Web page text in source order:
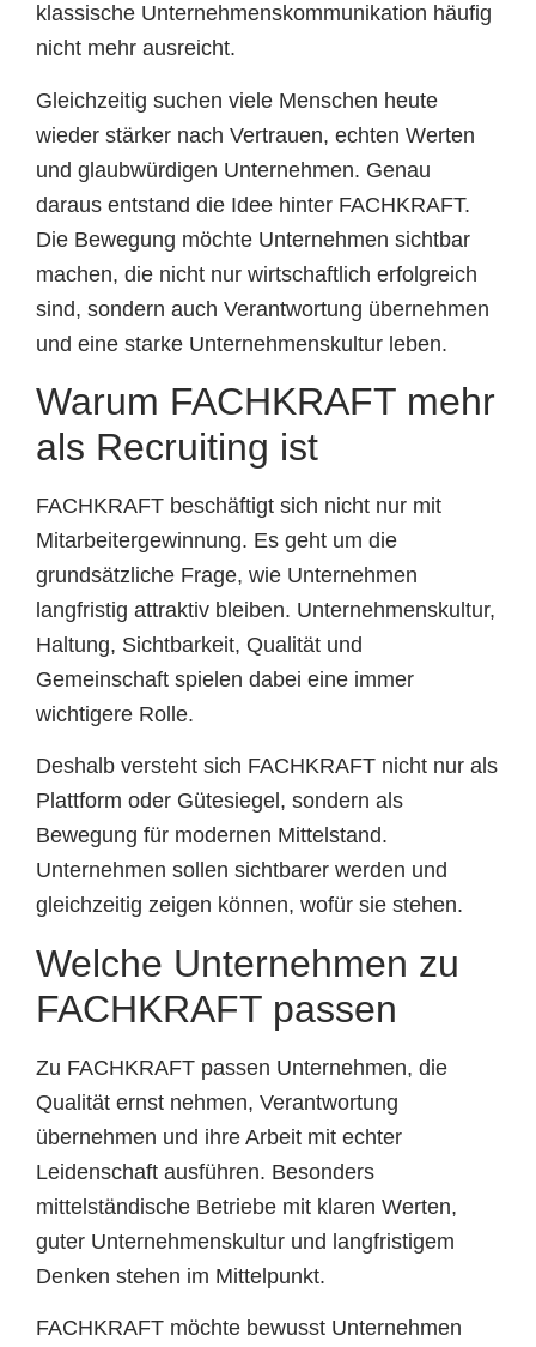
klassische Unternehmenskommunikation häufig
nicht mehr ausreicht.
Gleichzeitig suchen viele Menschen heute
wieder stärker nach Vertrauen, echten Werten
und glaubwürdigen Unternehmen. Genau
daraus entstand die Idee hinter FACHKRAFT.
Die Bewegung möchte Unternehmen sichtbar
machen, die nicht nur wirtschaftlich erfolgreich
sind, sondern auch Verantwortung übernehmen
und eine starke Unternehmenskultur leben.
Warum FACHKRAFT mehr
als Recruiting ist
FACHKRAFT beschäftigt sich nicht nur mit
Mitarbeitergewinnung. Es geht um die
grundsätzliche Frage, wie Unternehmen
langfristig attraktiv bleiben. Unternehmenskultur,
Haltung, Sichtbarkeit, Qualität und
Gemeinschaft spielen dabei eine immer
wichtigere Rolle.
Deshalb versteht sich FACHKRAFT nicht nur als
Plattform oder Gütesiegel, sondern als
Bewegung für modernen Mittelstand.
Unternehmen sollen sichtbarer werden und
gleichzeitig zeigen können, wofür sie stehen.
Welche Unternehmen zu
FACHKRAFT passen
Zu FACHKRAFT passen Unternehmen, die
Qualität ernst nehmen, Verantwortung
übernehmen und ihre Arbeit mit echter
Leidenschaft ausführen. Besonders
mittelständische Betriebe mit klaren Werten,
guter Unternehmenskultur und langfristigem
Denken stehen im Mittelpunkt.
FACHKRAFT möchte bewusst Unternehmen